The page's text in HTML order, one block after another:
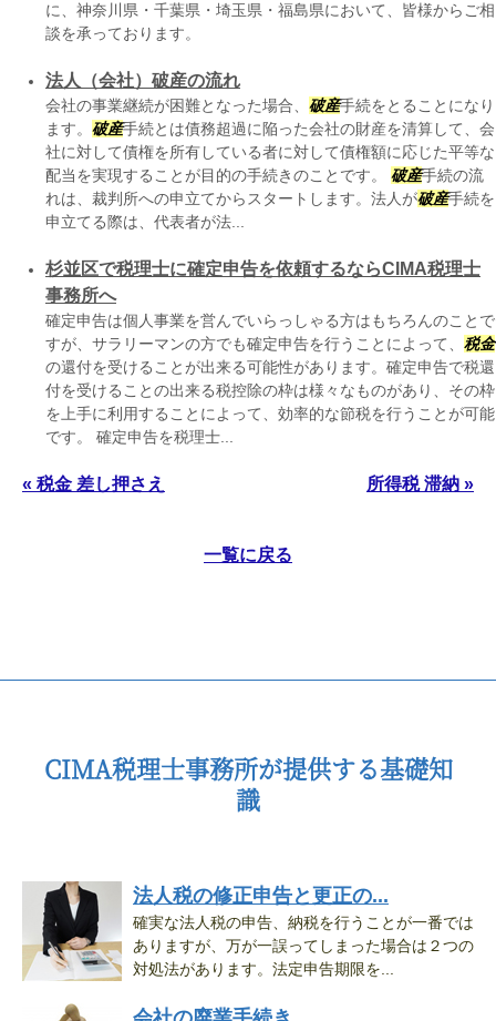
に、神奈川県・千葉県・埼玉県・福島県において、皆様からご相
談を承っております。
法人（会社）破産の流れ
会社の事業継続が困難となった場合、 破産手続をとることになり
ます。 破産手続とは債務超過に陥った会社の財産を清算して、会
社に対して債権を所有している者に対して債権額に応じた平等な
配当を実現することが目的の手続きのことです。 破産手続の流
れは、裁判所への申立てからスタートします。法人が破産手続を
申立てる際は、代表者が法...
杉並区で税理士に確定申告を依頼するならCIMA税理士
事務所へ
確定申告は個人事業を営んでいらっしゃる方はもちろんのことで
すが、サラリーマンの方でも確定申告を行うことによって、 税金
の還付を受けることが出来る可能性があります。確定申告で税還
付を受けることの出来る税控除の枠は様々なものがあり、その枠
を上手に利用することによって、効率的な節税を行うことが可能
です。 確定申告を税理士...
« 税金 差し押さえ 所得税 滞納 »
一覧に戻る
CIMA税理士事務所が提供する基礎知
識
法人税の修正申告と更正の...
確実な法人税の申告、納税を行うことが一番では
ありますが、万が一誤ってしまった場合は２つの
対処法があります。法定申告期限を...